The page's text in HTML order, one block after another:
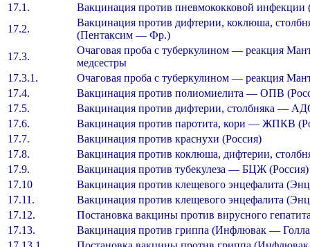
17.1.
Вакцинация против пневмококковой
17.2.
Вакцинация против дифтерии, коклюша,
(Пентаксим — Фр.)
17.3.
Очаговая проба с туберкулином — реакция
медсестры
17.3.1.
Очаговая проба с туберкулином — реакция
17.4.
Вакцинация против полиомиелита — ОПВ
17.5.
Вакцинация против дифтерии, столбняка —
17.6.
Вакцинация против паротита, кори — ЖПКВ
17.7.
Вакцинация против краснухи (Россия)
17.8.
Вакцинация против коклюша, дифтерии,
17.9.
Вакцинация против тубекулеза — БЦЖ (Россия)
17.10
Вакцинация против клещевого энцефалита
17.11.
Вакцинация против клещевого энцефалита
17.12.
Постановка вакцины против вирусного
17.13.
Вакцинация против гриппа (Инфлювак —